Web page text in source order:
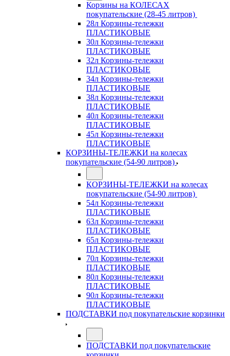
Корзины на КОЛЕСАХ
покупательские (28-45 литров)
28л Корзины-тележки
ПЛАСТИКОВЫЕ
30л Корзины-тележки
ПЛАСТИКОВЫЕ
32л Корзины-тележки
ПЛАСТИКОВЫЕ
34л Корзины-тележки
ПЛАСТИКОВЫЕ
38л Корзины-тележки
ПЛАСТИКОВЫЕ
40л Корзины-тележки
ПЛАСТИКОВЫЕ
45л Корзины-тележки
ПЛАСТИКОВЫЕ
КОРЗИНЫ-ТЕЛЕЖКИ на колесах
покупательские (54-90 литров)
КОРЗИНЫ-ТЕЛЕЖКИ на колесах
покупательские (54-90 литров)
54л Корзины-тележки
ПЛАСТИКОВЫЕ
63л Корзины-тележки
ПЛАСТИКОВЫЕ
65л Корзины-тележки
ПЛАСТИКОВЫЕ
70л Корзины-тележки
ПЛАСТИКОВЫЕ
80л Корзины-тележки
ПЛАСТИКОВЫЕ
90л Корзины-тележки
ПЛАСТИКОВЫЕ
ПОДСТАВКИ под покупательские корзинки
ПОДСТАВКИ под покупательские